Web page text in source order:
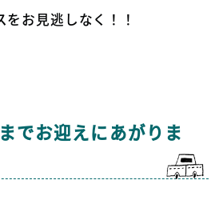
お見逃しなく！！
でお迎えにあがりま